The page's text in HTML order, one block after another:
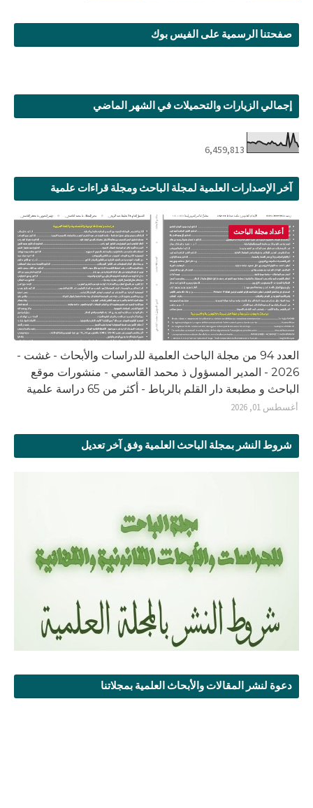
صفحتنا الرسمية على الفيس بوك
إجمالي الزيارات والتحميلات في الشهر الماضي
6,459,813
آخر الإصدارات العلمية لمجلة الباحث ومجلة قراءات علمية
أعداد مجلة الباحث
العدد 94 من مجلة الباحث العلمية للدراسات والأبحاث - غشت -
2026 - المدير المسؤول ذ محمد القاسمي - منشورات موقع
الباحث و مطبعة دار القلم بالرباط - أكثر من 65 دراسة علمية
أغسطس 01, 2026
شروط النشر بمجلة الباحث العلمية وفق آخر تعديل
دعوة لنشر المقالات والأبحاث العلمية بمجلاتنا